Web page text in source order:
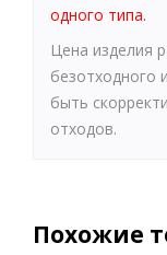
одного типа.
Цена изделия
безотходного
быть
отходов.
Похожие